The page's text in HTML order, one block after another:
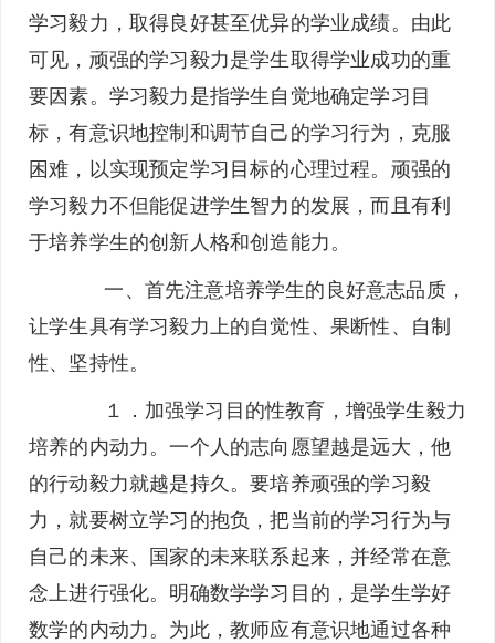
学习毅力，取得良好甚至优异的学业成绩。由此
可见，顽强的学习毅力是学生取得学业成功的重
要因素。学习毅力是指学生自觉地确定学习目
标，有意识地控制和调节自己的学习行为，克服
困难，以实现预定学习目标的心理过程。顽强的
学习毅力不但能促进学生智力的发展，而且有利
于培养学生的创新人格和创造能力。
一、首先注意培养学生的良好意志品质，
让学生具有学习毅力上的自觉性、果断性、自制
性、坚持性。
１．加强学习目的性教育，增强学生毅力
培养的内动力。一个人的志向愿望越是远大，他
的行动毅力就越是持久。要培养顽强的学习毅
力，就要树立学习的抱负，把当前的学习行为与
自己的未来、国家的未来联系起来，并经常在意
念上进行强化。明确数学学习目的，是学生学好
数学的内动力。为此，教师应有意识地通过各种